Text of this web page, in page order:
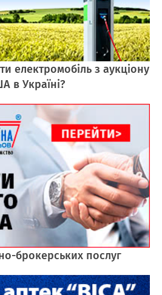
електромобіль з аукціону
в Україні?
брокерських послуг